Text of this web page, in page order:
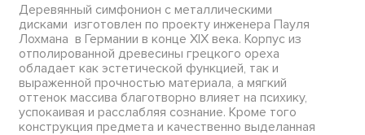
Деревянный симфонион с металлическими
дисками изготовлен по проекту инженера Пауля
Лохмана в Германии в конце XIX века. Корпус из
отполированной древесины грецкого ореха
обладает как эстетической функцией, так и
выраженной прочностью материала, а мягкий
оттенок массива благотворно влияет на психику,
успокаивая и расслабляя сознание. Кроме того
конструкция предмета и качественно выделанная